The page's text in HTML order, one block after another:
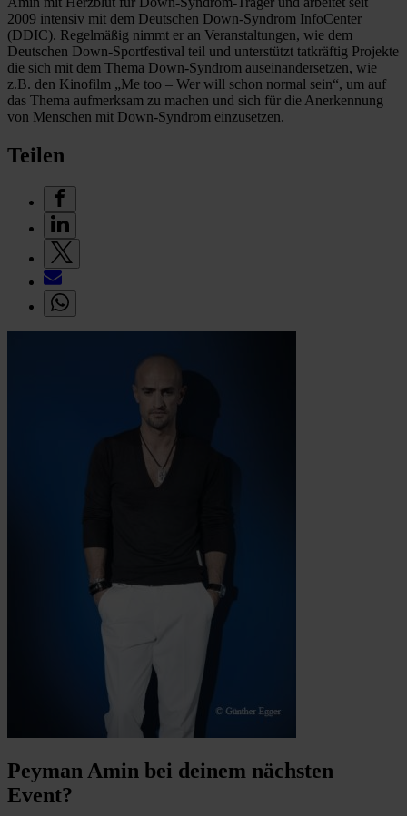
2009 intensiv mit dem Deutschen Down-Syndrom InfoCenter
(DDIC). Regelmäßig nimmt er an Veranstaltungen, wie dem
Deutschen Down-Sportfestival teil und unterstützt tatkräftig Projekte
die sich mit dem Thema Down-Syndrom auseinandersetzen, wie
z.B. den Kinofilm „Me too – Wer will schon normal sein“, um auf
das Thema aufmerksam zu machen und sich für die Anerkennung
von Menschen mit Down-Syndrom einzusetzen.
Teilen
Peyman Amin bei deinem nächsten
Event?